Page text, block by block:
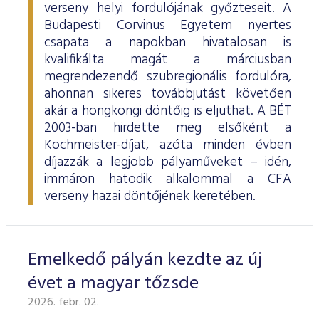
verseny helyi fordulójának győzteseit. A
Budapesti Corvinus Egyetem nyertes
csapata a napokban hivatalosan is
kvalifikálta magát a márciusban
megrendezendő szubregionális fordulóra,
ahonnan sikeres továbbjutást követően
akár a hongkongi döntőig is eljuthat. A BÉT
2003-ban hirdette meg elsőként a
Kochmeister-díjat, azóta minden évben
díjazzák a legjobb pályaműveket – idén,
immáron hatodik alkalommal a CFA
verseny hazai döntőjének keretében.
Emelkedő pályán kezdte az új
évet a magyar tőzsde
2026. febr. 02.